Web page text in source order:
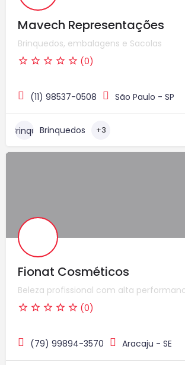
Mavech Representações
Brinquedos, embalagens e Sacolas
(0)
(11) 98537-0508 São Paulo - SP
Brinquedos +3
Fionat Cosméticos
Beleza profissional com alta
(0)
(79) 99894-3570 Aracaju - SE